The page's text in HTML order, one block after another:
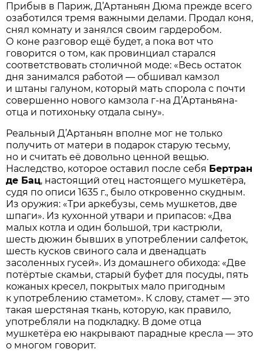
Прибыв в Париж, Д’Артаньян Дюма прежде всего
озаботился тремя важными делами. Продал коня,
снял комнату и занялся своим гардеробом.
О коне разговор ещё будет, а пока вот что
говорится о том, как провинциал старался
соответствовать столичной моде: «Весь остаток
дня занимался работой — обшивал камзол
и штаны галуном, который мать спорола с почти
совершенно нового камзола г-на Д’Артаньяна-
отца и потихоньку отдала сыну».
Реальный Д’Артаньян вполне мог не только
получить от матери в подарок старую тесьму,
но и считать её довольно ценной вещью.
Наследство, которое оставил после себя Бертран
де Бац, настоящий отец настоящего мушкетёра,
судя по описи 1635 г., было откровенно скудным.
Из оружия: «Три аркебузы, семь мушкетов, две
шпаги». Из кухонной утвари и припасов: «Два
малых котла и один большой, три кастрюли,
шесть дюжин бывших в употреблении салфеток,
шесть кусков свиного сала и двенадцать
засоленных гусей». Из домашнего обихода: «Две
потёртые скамьи, старый буфет для посуды, пять
кожаных кресел, покрытых мало пригодным
к употреблению стаметом». К слову, стамет — это
такая шерстяная ткань, которую, как правило,
употребляли на подкладку. В доме отца
мушкетёра ею накрывают парадные кресла — это
о многом говорит.